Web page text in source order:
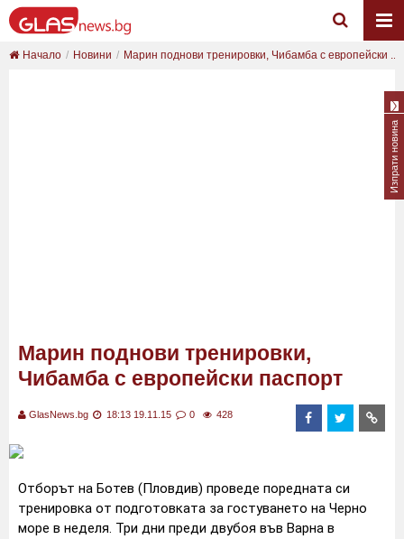
Начало Новини Марин поднови тренировки, Чибамба с европейски ...
Марин поднови тренировки,
Чибамба с европейски паспорт
GlasNews.bg 18:13 19.11.15 0 428
Отборът на Ботев (Пловдив) проведе поредната си
тренировка от подготовката за гостуването на Черно
море в неделя. Три дни преди двубоя във Варна в
Изпрати новина